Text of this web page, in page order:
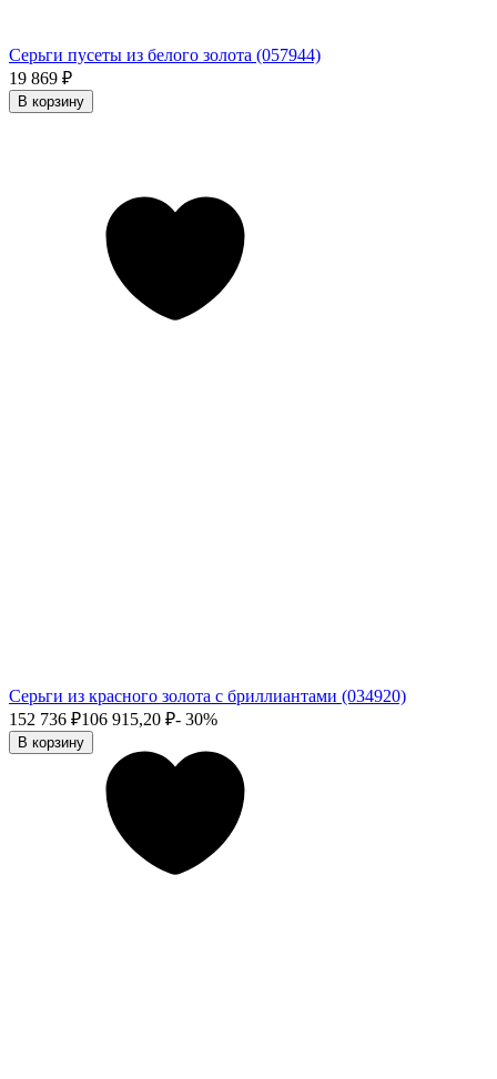
Серьги пусеты из белого золота (057944)
19 869 ₽
В корзину
Серьги из красного золота с бриллиантами (034920)
152 736 ₽106 915,20 ₽- 30%
В корзину